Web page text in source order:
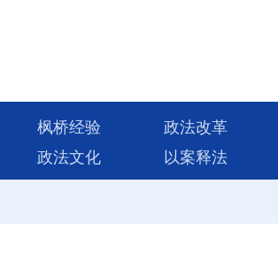
枫桥经验 政法改革
政法文化 以案释法